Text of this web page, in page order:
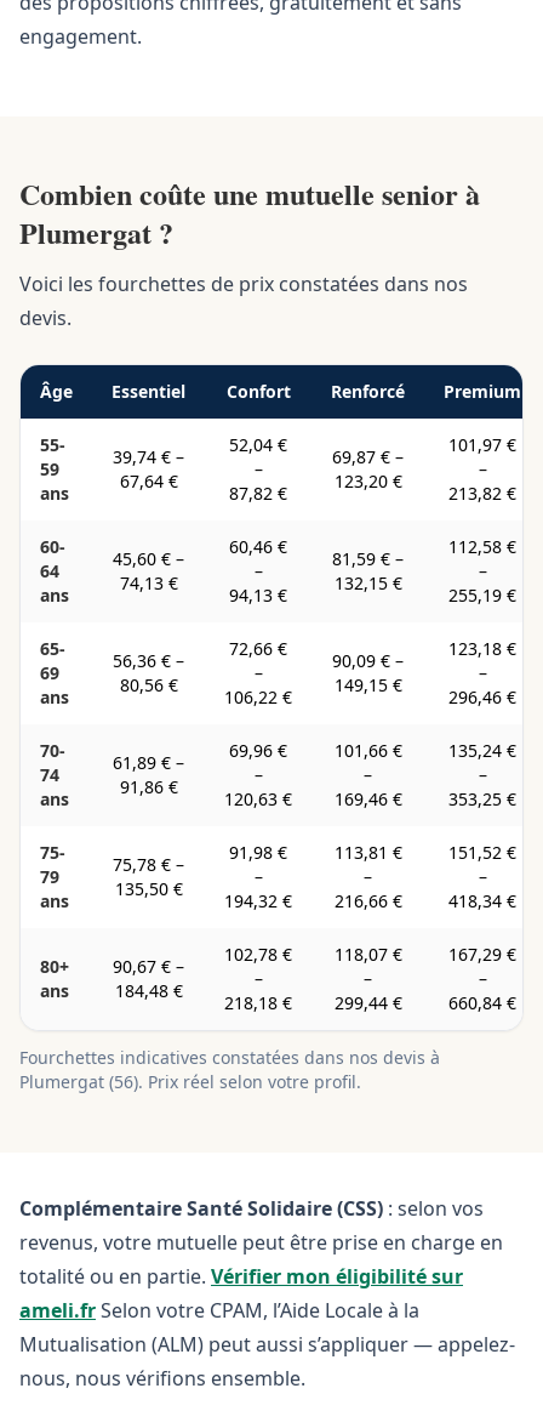
engagement.
Combien coûte une mutuelle senior à
Plumergat ?
Voici les fourchettes de prix constatées dans nos
devis.
Âge Essentiel Confort Renforcé Premium
55-
59
ans
39,74 € –
67,64 €
52,04 €
–
87,82 €
69,87 € –
123,20 €
101,97 €
–
213,82 €
60-
64
ans
45,60 € –
74,13 €
60,46 €
–
94,13 €
81,59 € –
132,15 €
112,58 €
–
255,19 €
65-
69
ans
56,36 € –
80,56 €
72,66 €
–
106,22 €
90,09 € –
149,15 €
123,18 €
–
296,46 €
70-
74
ans
61,89 € –
91,86 €
69,96 €
–
120,63 €
101,66 €
–
169,46 €
135,24 €
–
353,25 €
75-
79
ans
75,78 € –
135,50 €
91,98 €
–
194,32 €
113,81 €
–
216,66 €
151,52 €
–
418,34 €
80+
ans
90,67 € –
184,48 €
102,78 €
–
218,18 €
118,07 €
–
299,44 €
167,29 €
–
660,84 €
Fourchettes indicatives constatées dans nos devis à
Plumergat (56). Prix réel selon votre profil.
Complémentaire Santé Solidaire (CSS) : selon vos
revenus, votre mutuelle peut être prise en charge en
totalité ou en partie. Vérifier mon éligibilité sur
ameli.frSelon votre CPAM, l’Aide Locale à la
Mutualisation (ALM) peut aussi s’appliquer — appelez-
nous, nous vérifions ensemble.